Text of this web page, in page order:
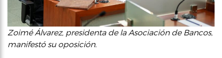
Zoimé Álvarez, presidenta de la Asociación de Bancos,
manifestó su oposición.